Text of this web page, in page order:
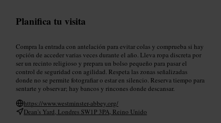
Planifica tu visita
Compra la entrada con antelación para evitar colas y comprueba si hay
opción de acceder varias veces durante el año. Lleva ropa discreta por
ser un recinto religioso y prepara un bolso pequeño para pasar el
control de seguridad con agilidad. Respeta las zonas señalizadas
donde no se permite fotografiar o estar en silencio. Reserva tiempo para
sentarte y observar; hay bancos y rincones donde descansar.
https://www.westminster-abbey.org/
Dean's Yard, Londres SW1P 3PA, Reino Unido